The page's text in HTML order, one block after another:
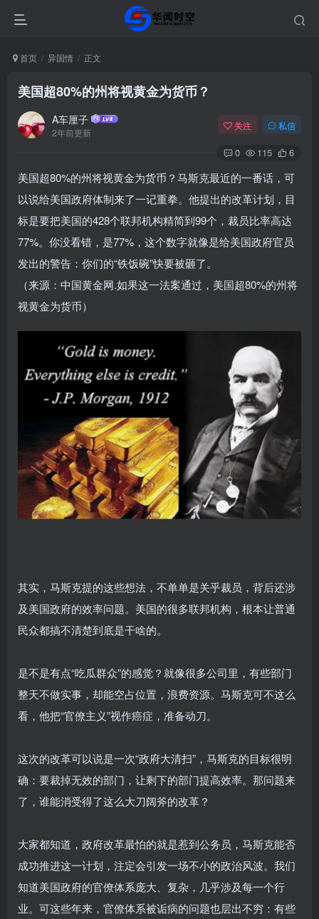
首页 异国情 正文
美国超80%的州将视黄金为货币？
A车厘子
2年前更新
关注 私信
0 115 6
美国超80%的州将视黄金为货币？马斯克最近的一番话，可
以说给美国政府体制来了一记重拳。他提出的改革计划，目
标是要把美国的428个联邦机构精简到99个，裁员比率高达
77%。你没看错，是77%，这个数字就像是给美国政府官员
发出的警告：你们的“铁饭碗”快要被砸了。
（来源：中国黄金网.如果这一法案通过，美国超80%的州将
视黄金为货币）
其实，马斯克提的这些想法，不单单是关乎裁员，背后还涉
及美国政府的效率问题。美国的很多联邦机构，根本让普通
民众都搞不清楚到底是干啥的。
是不是有点“吃瓜群众”的感觉？就像很多公司里，有些部门
整天不做实事，却能空占位置，浪费资源。马斯克可不这么
看，他把“官僚主义”视作癌症，准备动刀。
这次的改革可以说是一次“政府大清扫”，马斯克的目标很明
确：要裁掉无效的部门，让剩下的部门提高效率。那问题来
了，谁能消受得了这么大刀阔斧的改革？
大家都知道，政府改革最怕的就是惹到公务员，马斯克能否
成功推进这一计划，注定会引发一场不小的政治风波。我们
知道美国政府的官僚体系庞大、复杂，几乎涉及每一个行
业。可这些年来，官僚体系被诟病的问题也层出不穷：有些